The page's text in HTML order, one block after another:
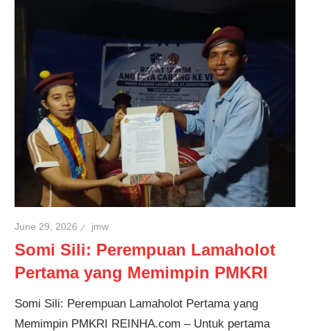
June 29, 2026 jmw
Somi Sili: Perempuan Lamaholot
Pertama yang Memimpin PMKRI
Somi Sili: Perempuan Lamaholot Pertama yang
Memimpin PMKRI REINHA.com – Untuk pertama